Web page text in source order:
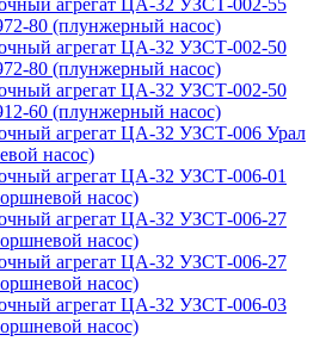
агрегат ЦА-32 УЗСТ-002-55
80 (плунжерный насос)
агрегат ЦА-32 УЗСТ-002-50
80 (плунжерный насос)
агрегат ЦА-32 УЗСТ-002-50
60 (плунжерный насос)
агрегат ЦА-32 УЗСТ-006 Урал
насос)
агрегат ЦА-32 УЗСТ-006-01
насос)
агрегат ЦА-32 УЗСТ-006-27
насос)
агрегат ЦА-32 УЗСТ-006-27
насос)
агрегат ЦА-32 УЗСТ-006-03
насос)